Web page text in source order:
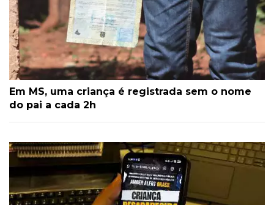
Em MS, uma criança é registrada sem o nome
do pai a cada 2h